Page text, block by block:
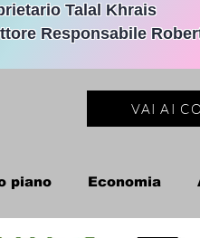
Talal Khrais
Responsabile
VAI AI
piano Economia